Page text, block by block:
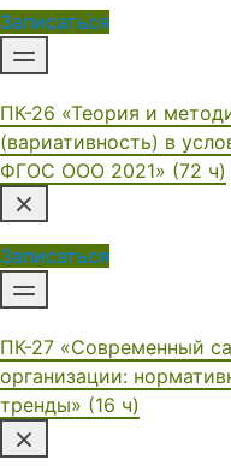
Записаться
ПК-26 «Теория и
(вариативность) в
ФГОС ООО 2021» (72 ч)
Записаться
ПК-27 «Современный
организации:
тренды» (16 ч)